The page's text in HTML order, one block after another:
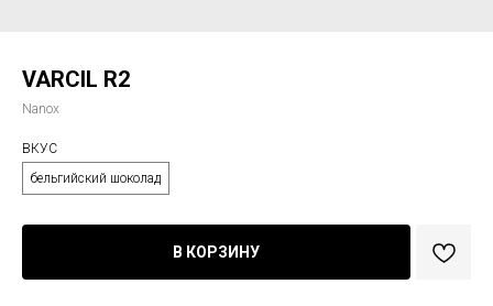
VARCIL R2
Nanox
ВКУС
бельгийский шоколад
В КОРЗИНУ